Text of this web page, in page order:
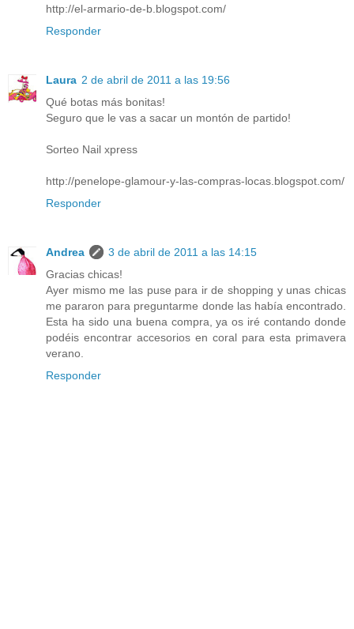
http://el-armario-de-b.blogspot.com/
Responder
Laura 2 de abril de 2011 a las 19:56
Qué botas más bonitas!
Seguro que le vas a sacar un montón de partido!
Sorteo Nail xpress
http://penelope-glamour-y-las-compras-locas.blogspot.com/
Responder
Andrea
3 de abril de 2011 a las 14:15
Gracias chicas!
Ayer mismo me las puse para ir de shopping y unas chicas
me pararon para preguntarme donde las había encontrado.
Esta ha sido una buena compra, ya os iré contando donde
podéis encontrar accesorios en coral para esta primavera
verano.
Responder